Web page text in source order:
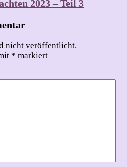
2023 – Teil 3
nicht veröffentlicht.
* markiert